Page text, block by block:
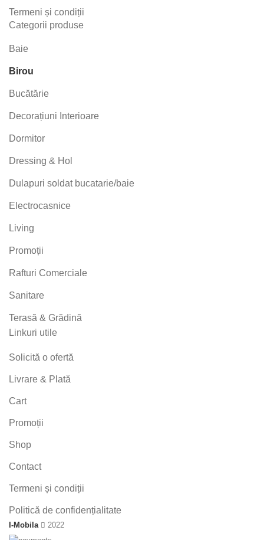
Termeni și condiții
Categorii produse
Baie
Birou
Bucătărie
Decorațiuni Interioare
Dormitor
Dressing & Hol
Dulapuri soldat bucatarie/baie
Electrocasnice
Living
Promoții
Rafturi Comerciale
Sanitare
Terasă & Grădină
Linkuri utile
Solicită o ofertă
Livrare & Plată
Cart
Promoții
Shop
Contact
Termeni și condiții
Politică de confidențialitate
I-Mobila 2022